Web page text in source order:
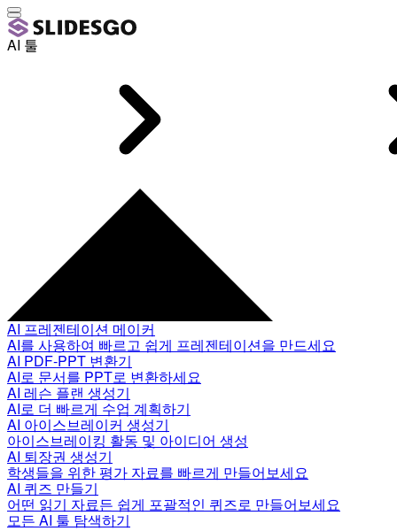
AI 툴
AI 프레젠테이션 메이커
AI를 사용하여 빠르고 쉽게 프레젠테이션을 만드세요
AI PDF-PPT 변환기
AI로 문서를 PPT로 변환하세요
AI 레슨 플랜 생성기
AI로 더 빠르게 수업 계획하기
AI 아이스브레이커 생성기
아이스브레이킹 활동 및 아이디어 생성
AI 퇴장권 생성기
학생들을 위한 평가 자료를 빠르게 만들어보세요
AI 퀴즈 만들기
어떤 읽기 자료든 쉽게 포괄적인 퀴즈로 만들어보세요
모든 AI 툴 탐색하기